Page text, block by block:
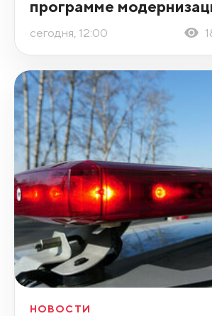
программе
сегодня, 12:00
НОВОСТИ